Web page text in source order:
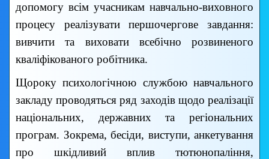
допомогу всім учасникам навчально-виховного
процесу реалізувати першочергове завдання:
вивчити та виховати всебічно розвиненого
кваліфікованого робітника.
Щороку психологічною службою навчального
закладу проводяться ряд заходів щодо реалізації
національних, державних та регіональних
програм. Зокрема, бесіди, виступи, анкетування
про шкідливий вплив тютюнопаління,